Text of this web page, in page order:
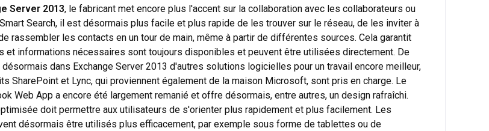
Server 2013, le fabricant met encore plus l'accent sur la collaboration avec les collaborateurs ou
Search, il est désormais plus facile et plus rapide de les trouver sur le réseau, de les inviter à
rassembler les contacts en un tour de main, même à partir de différentes sources. Cela garantit
et informations nécessaires sont toujours disponibles et peuvent être utilisées directement. De
dans Exchange Server 2013 d'autres solutions logicielles pour un travail encore meilleur,
SharePoint et Lync, qui proviennent également de la maison Microsoft, sont pris en charge. Le
Web App a encore été largement remanié et offre désormais, entre autres, un design rafraîchi.
doit permettre aux utilisateurs de s'orienter plus rapidement et plus facilement. Les
désormais être utilisés plus efficacement, par exemple sous forme de tablettes ou de